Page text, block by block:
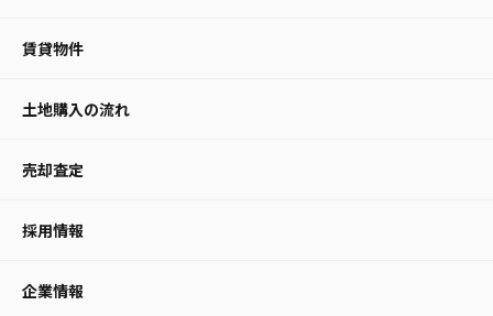
賃貸物件
土地購入の流れ
売却査定
採用情報
企業情報